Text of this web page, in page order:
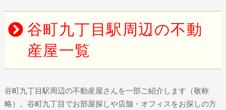
谷町九丁目駅周辺の不動
産屋一覧
谷町九丁目駅周辺の不動産屋さんを一部ご紹介します（敬称
略）。谷町九丁目でお部屋探しや店舗・オフィスをお探しの方